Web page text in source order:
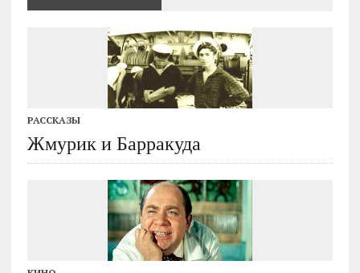
РАССКАЗЫ
Жмурик и Барракуда